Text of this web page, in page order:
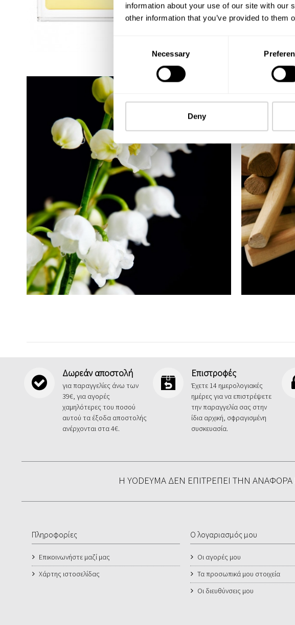
information about your use of our site with our
other information that you’ve provided to
Necessary
Deny
Δωρεάν αποστολή
για παραγγελίες άνω των
39€, για αγορές
χαμηλότερες του ποσού
αυτού τα έξοδα αποστολής
ανέρχονται στα 4€.
Επιστροφές
Έχετε 14 ημερολογιακές
ημέρες για να επιστρέψετε
την παραγγελία σας στην
ίδια αρχική, σφραγισμένη
συσκευασία.
Η YODEYMA ΔΕΝ ΕΠΙΤΡΈΠΕΙ ΤΗΝ
Πληροφορίες
Επικοινωνήστε μαζί μας
Χάρτης ιστοσελίδας
Ο λογαριασμός μου
Οι αγορές μου
Τα προσωπικά μου στοιχεία
Οι διευθύνσεις μου